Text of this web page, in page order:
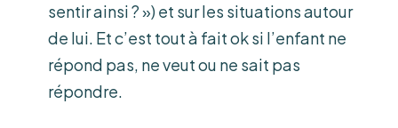
sentir ainsi ? ») et sur les situations autour
de lui. Et c’est tout à fait ok si l’enfant ne
répond pas, ne veut ou ne sait pas
répondre.